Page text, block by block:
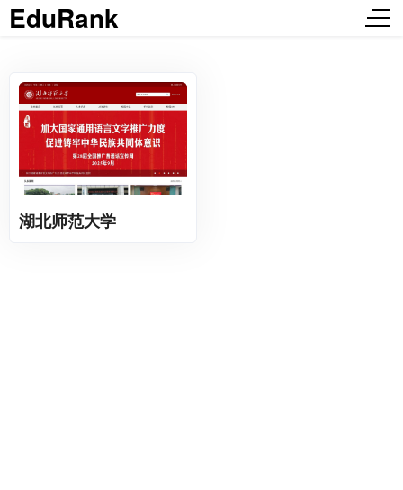
EduRank
湖北师范大学